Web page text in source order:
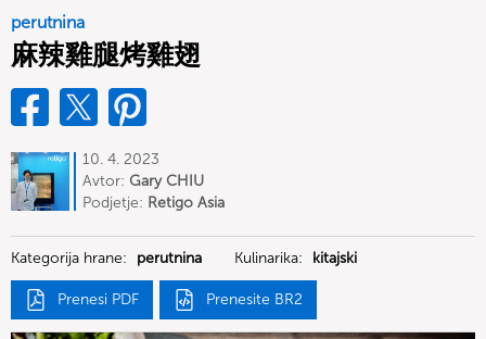
perutnina
麻辣雞腿烤雞翅
10. 4. 2023
Avtor: Gary CHIU
Podjetje: Retigo Asia
Kategorija hrane: perutnina Kulinarika: kitajski
Prenesi PDF Prenesite BR2